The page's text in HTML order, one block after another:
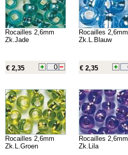
Rocailles 2,6mm
Zk.Jade
€ 2,35
Rocailles 2,6mm
Zk.L.Blauw
€ 2,35
Rocailles 2,6mm
Zk.L.Groen
Rocailles 2,6mm
Zk.Lila